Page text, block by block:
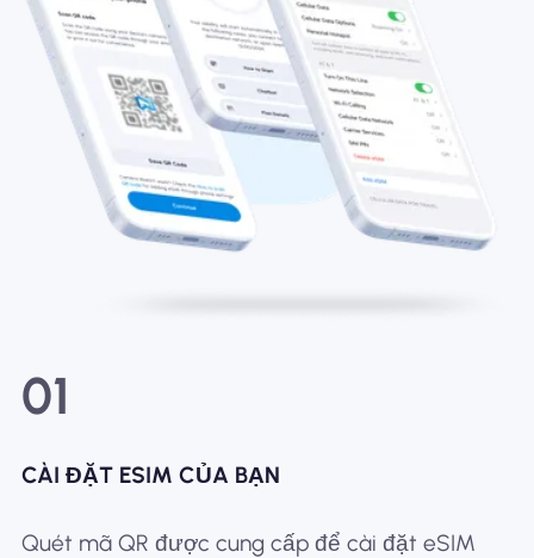
01
CÀI ĐẶT ESIM CỦA BẠN
Quét mã QR được cung cấp để cài đặt eSIM